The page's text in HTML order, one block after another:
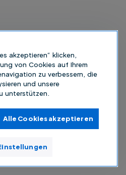
akzeptieren“ klicken,
von Cookies auf Ihrem
zu verbessern, die
und unsere
unterstützen.
Alle Cookies akzeptieren